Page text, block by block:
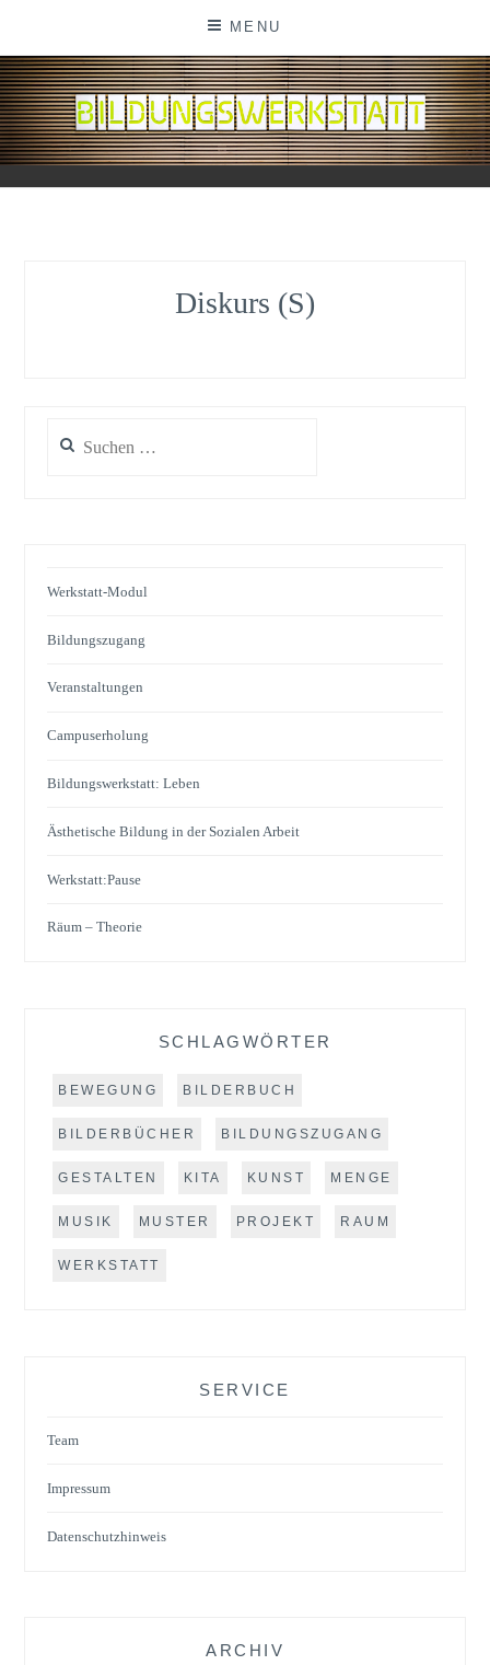
content
MENU
BILDUNGSWERKSTATT
Diskurs (S)
nach:
Werkstatt-Modul
Bildungszugang
Veranstaltungen
Campuserholung
Bildungswerkstatt: Leben
Ästhetische Bildung in der Sozialen Arbeit
Werkstatt:Pause
Räum – Theorie
SCHLAGWÖRTER
BEWEGUNG BILDERBUCH
BILDERBÜCHER BILDUNGSZUGANG
GESTALTEN KITA KUNST MENGE
MUSIK MUSTER PROJEKT RAUM
WERKSTATT
SERVICE
Team
Impressum
Datenschutzhinweis
ARCHIV